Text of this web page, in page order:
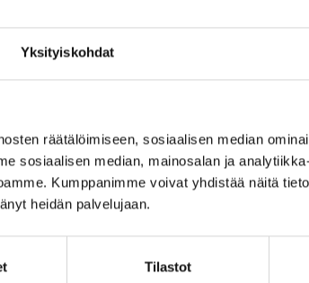
Yksityiskohdat
räätälöimiseen, sosiaalisen median
sosiaalisen median, mainosalan ja
Kumppanimme voivat yhdistää näitä
heidän palvelujaan.
Tilastot
Billnäsin
5.6.2021 saatte pullon
kaupan päälle! (lue lisää)
nyt!
kesälle.
kuitenkin